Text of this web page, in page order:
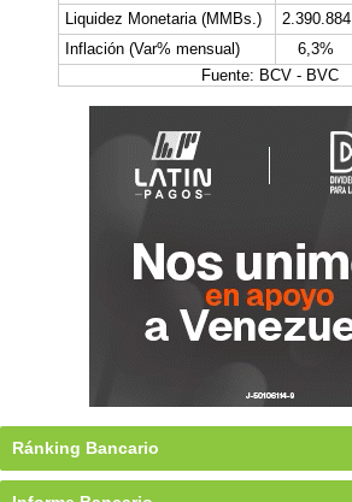
Liquidez Monetaria (MMBs.)
2.390.884
Inflación (Var% mensual)
6,3%
Fuente: BCV - BVC
Ránking Bancario